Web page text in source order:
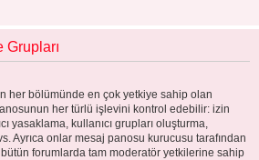
Grupları
her bölümünde en çok yetkiye sahip olan
her türlü işlevini kontrol edebilir: izin
yasaklama, kullanıcı grupları oluşturma,
Ayrıca onlar mesaj panosu kurucusu tarafından
forumlarda tam moderatör yetkilerine sahip